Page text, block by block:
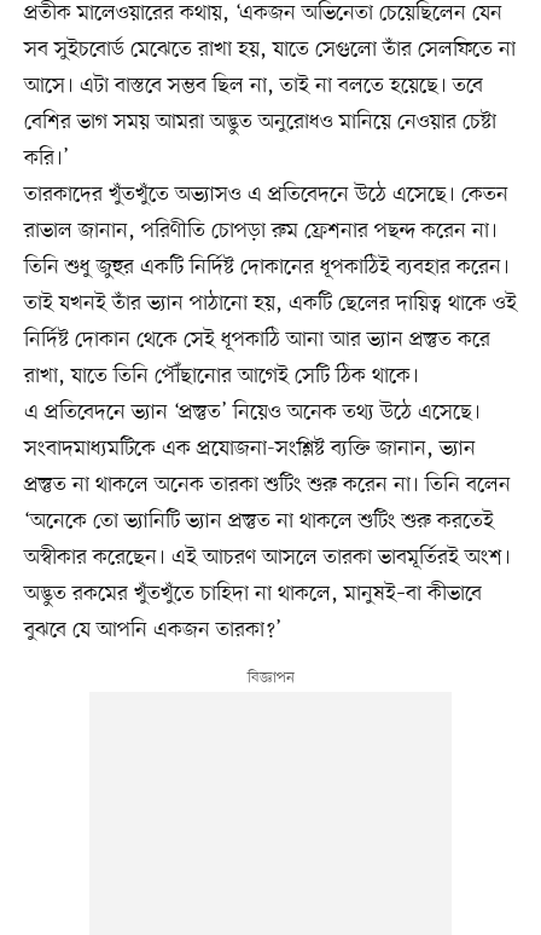
প্রতীক মালেওয়ারের কথায়, ‘একজন অভিনেতা চেয়েছিলেন যেন
সব সুইচবোর্ড মেঝেতে রাখা হয়, যাতে সেগুলো তাঁর সেলফিতে না
আসে। এটা বাস্তবে সম্ভব ছিল না, তাই না বলতে হয়েছে। তবে
বেশির ভাগ সময় আমরা অদ্ভুত অনুরোধও মানিয়ে নেওয়ার চেষ্টা
করি।’
তারকাদের খুঁতখুঁতে অভ্যাসও এ প্রতিবেদনে উঠে এসেছে। কেতন
রাভাল জানান, পরিণীতি চোপড়া রুম ফ্রেশনার পছন্দ করেন না।
তিনি শুধু জুহুর একটি নির্দিষ্ট দোকানের ধূপকাঠিই ব্যবহার করেন।
তাই যখনই তাঁর ভ্যান পাঠানো হয়, একটি ছেলের দায়িত্ব থাকে ওই
নির্দিষ্ট দোকান থেকে সেই ধূপকাঠি আনা আর ভ্যান প্রস্তুত করে
রাখা, যাতে তিনি পৌঁছানোর আগেই সেটি ঠিক থাকে।
এ প্রতিবেদনে ভ্যান ‘প্রস্তুত’ নিয়েও অনেক তথ্য উঠে এসেছে।
সংবাদমাধ্যমটিকে এক প্রযোজনা-সংশ্লিষ্ট ব্যক্তি জানান, ভ্যান
প্রস্তুত না থাকলে অনেক তারকা শুটিং শুরু করেন না। তিনি বলেন
‘অনেকে তো ভ্যানিটি ভ্যান প্রস্তুত না থাকলে শুটিং শুরু করতেই
অস্বীকার করেছেন। এই আচরণ আসলে তারকা ভাবমূর্তিরই অংশ।
অদ্ভুত রকমের খুঁতখুঁতে চাহিদা না থাকলে, মানুষই–বা কীভাবে
বুঝবে যে আপনি একজন তারকা?’